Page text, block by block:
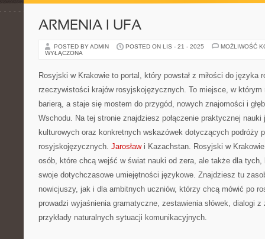
ARMENIA I UFA
POSTED BY ADMIN POSTED ON LIS - 21 - 2025
MOŻLIWOŚĆ
WYŁĄCZONA
Rosyjski w Krakowie to portal, który powstał z miłości do języka
rzeczywistości krajów rosyjskojęzycznych. To miejsce, w
barierą, a staje się mostem do przygód, nowych znajomości i
Wschodu. Na tej stronie znajdziesz połączenie praktycznej
kulturowych oraz konkretnych wskazówek dotyczących podróży
rosyjskojęzycznych. Jarosławi Kazachstan. Rosyjski w
osób, które chcą wejść w świat nauki od zera, ale także dla tych,
swoje dotychczasowe umiejętności językowe. Znajdziesz tu
nowicjuszy, jak i dla ambitnych uczniów, którzy chcą mówić po
prowadzi wyjaśnienia gramatyczne, zestawienia słówek, dialogi
przykłady naturalnych sytuacji komunikacyjnych.